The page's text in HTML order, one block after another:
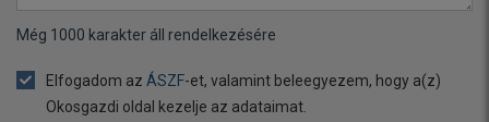
Még 1000 karakter áll rendelkezésére
Elfogadom az ÁSZF-et, valamint beleegyezem, hogy a(z)
Okosgazdi oldal kezelje az adataimat.